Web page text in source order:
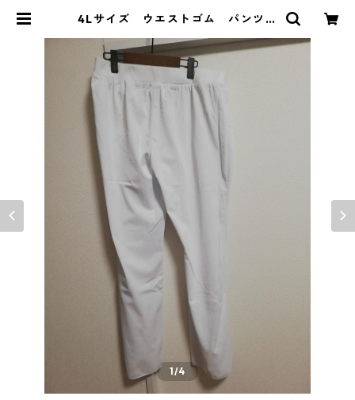
4Lサイズ ウエストゴム パンツ
PRODUCE
1/4